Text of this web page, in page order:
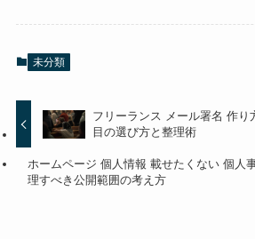
未分類
フリーランス メール署名 作り
目の選び方と整理術
ホームページ 個人情報 載せたくない 個人
理すべき公開範囲の考え方